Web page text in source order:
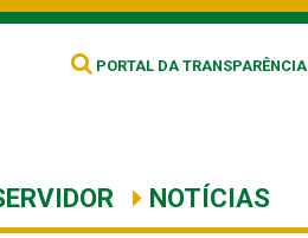
PORTAL DA TRANSPARÊNCIA
NOTÍCIAS